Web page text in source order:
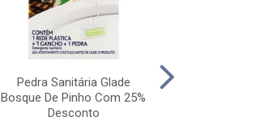
Pedra Sanitária Glade
Bosque De Pinho Com 25%
Desconto